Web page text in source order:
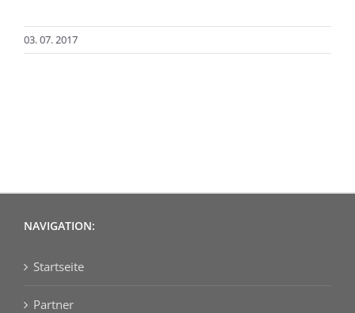
03. 07. 2017
NAVIGATION:
Startseite
Partner